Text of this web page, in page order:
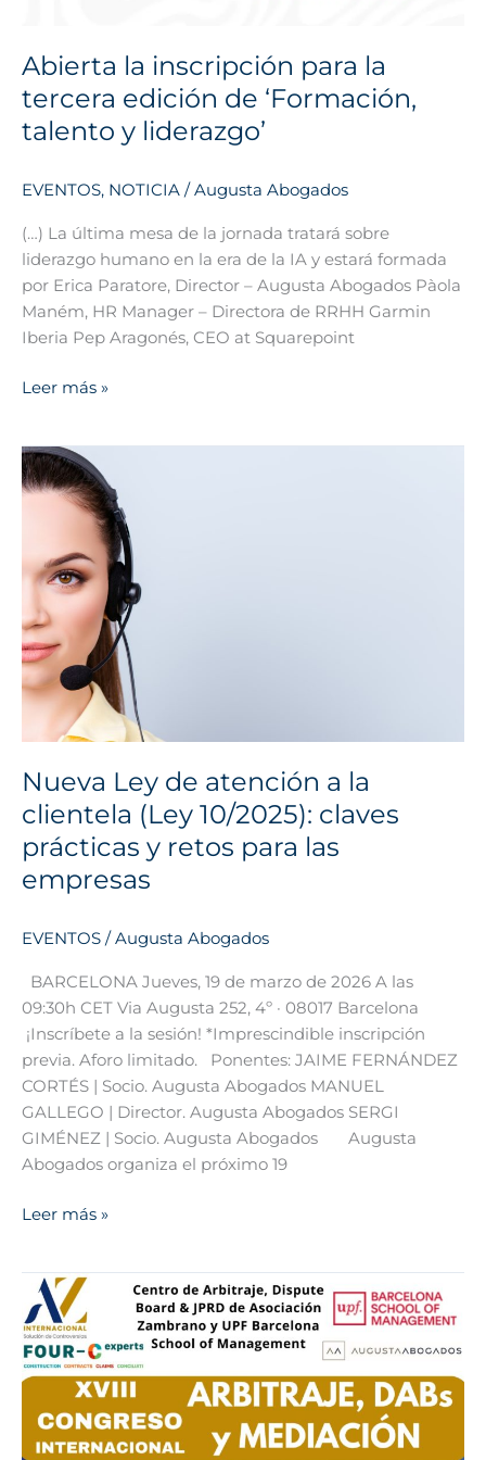
Abierta la inscripción para la
tercera edición de ‘Formación,
talento y liderazgo’
EVENTOS, NOTICIA /Augusta Abogados
(…) La última mesa de la jornada tratará sobre
liderazgo humano en la era de la IA y estará formada
por Erica Paratore, Director – Augusta Abogados Pàola
Maném, HR Manager – Directora de RRHH Garmin
Iberia Pep Aragonés, CEO at Squarepoint
liderazgo’
Leer más »
Nueva Ley de atención a la
clientela (Ley 10/2025): claves
prácticas y retos para las
empresas
EVENTOS /Augusta Abogados
BARCELONA Jueves, 19 de marzo de 2026 A las
09:30h CET Via Augusta 252, 4º · 08017 Barcelona
¡Inscríbete a la sesión! *Imprescindible inscripción
previa. Aforo limitado. Ponentes: JAIME FERNÁNDEZ
CORTÉS | Socio. Augusta Abogados MANUEL
GALLEGO | Director. Augusta Abogados SERGI
GIMÉNEZ | Socio. Augusta Abogados Augusta
Abogados organiza el próximo 19
Nueva
Ley
a
la
clientela
(Ley
10/2025):
claves
prácticas
y
retos
para
las
empresas
Leer más »
Augusta
Abogados,
patrocinador
del
XVIII
Congreso
Internacional